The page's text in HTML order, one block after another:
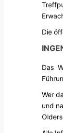
Die
Das
Wer
und